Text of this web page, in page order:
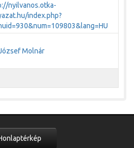
nyilvanos.otka-
index.php?
Molnár